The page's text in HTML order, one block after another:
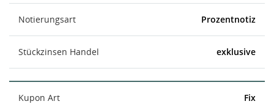
Notierungsart Prozentnotiz
Stückzinsen Handel exklusive
Kupon Art Fix